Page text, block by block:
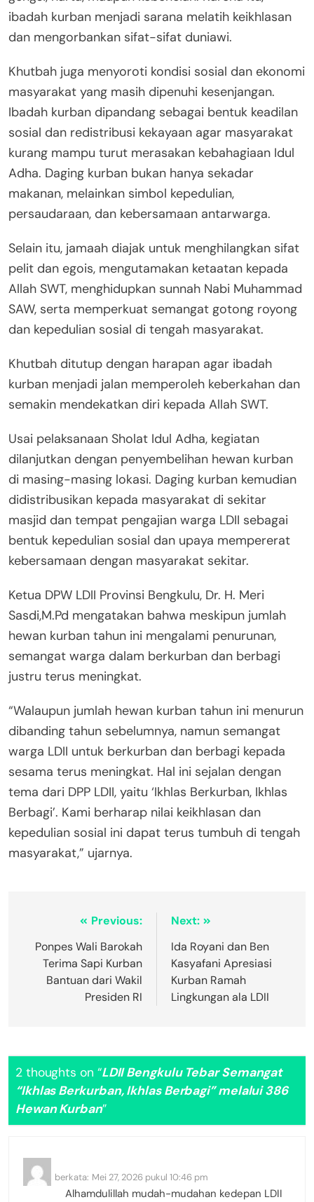
ibadah kurban menjadi sarana melatih keikhlasan
dan mengorbankan sifat-sifat duniawi.
Khutbah juga menyoroti kondisi sosial dan ekonomi
masyarakat yang masih dipenuhi kesenjangan.
Ibadah kurban dipandang sebagai bentuk keadilan
sosial dan redistribusi kekayaan agar masyarakat
kurang mampu turut merasakan kebahagiaan Idul
Adha. Daging kurban bukan hanya sekadar
makanan, melainkan simbol kepedulian,
persaudaraan, dan kebersamaan antarwarga.
Selain itu, jamaah diajak untuk menghilangkan sifat
pelit dan egois, mengutamakan ketaatan kepada
Allah SWT, menghidupkan sunnah Nabi Muhammad
SAW, serta memperkuat semangat gotong royong
dan kepedulian sosial di tengah masyarakat.
Khutbah ditutup dengan harapan agar ibadah
kurban menjadi jalan memperoleh keberkahan dan
semakin mendekatkan diri kepada Allah SWT.
Usai pelaksanaan Sholat Idul Adha, kegiatan
dilanjutkan dengan penyembelihan hewan kurban
di masing-masing lokasi. Daging kurban kemudian
didistribusikan kepada masyarakat di sekitar
masjid dan tempat pengajian warga LDII sebagai
bentuk kepedulian sosial dan upaya mempererat
kebersamaan dengan masyarakat sekitar.
Ketua DPW LDII Provinsi Bengkulu, Dr. H. Meri
Sasdi,M.Pd mengatakan bahwa meskipun jumlah
hewan kurban tahun ini mengalami penurunan,
semangat warga dalam berkurban dan berbagi
justru terus meningkat.
“Walaupun jumlah hewan kurban tahun ini menurun
dibanding tahun sebelumnya, namun semangat
warga LDII untuk berkurban dan berbagi kepada
sesama terus meningkat. Hal ini sejalan dengan
tema dari DPP LDII, yaitu ‘Ikhlas Berkurban, Ikhlas
Berbagi’. Kami berharap nilai keikhlasan dan
kepedulian sosial ini dapat terus tumbuh di tengah
masyarakat,” ujarnya.
Previous:
Ponpes Wali Barokah
Terima Sapi Kurban
Bantuan dari Wakil
Presiden RI
Next:
Ida Royani dan Ben
Kasyafani Apresiasi
Kurban Ramah
Lingkungan ala LDII
2 thoughts on “LDII Bengkulu Tebar Semangat
“Ikhlas Berkurban, Ikhlas Berbagi” melalui 386
Hewan Kurban”
Nano berkata: Mei 27, 2026 pukul 10:46 pm
Alhamdulillah mudah-mudahan kedepan LDII